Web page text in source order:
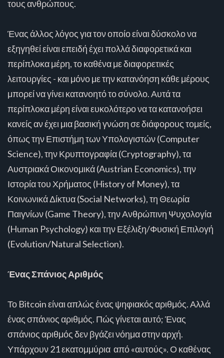
τους ανθρώπους.
Ένας άλλος λόγος για τον οποίο είναι δύσκολο να
εξηγηθεί είναι επειδή έχει πολλά διαφορετικά και
περίπλοκα μέρη, το καθένα με διαφορετικές
λειτουργίες - και μόνο με την κατανόηση κάθε μέρους
μπορεί να γίνει κατανοητό το σύνολο. Αυτά τα
περίπλοκα μέρη είναι ευκολότερο να τα κατανοήσει
κανείς αν έχει μια βασική γνώση σε διάφορους τομείς,
όπως την Επιστήμη των Υπολογιστών (Computer
Science), την Κρυπτογραφία (Cryptography), τα
Αυστριακά Οικονομικά (Austrian Economics), την
Ιστορία του Χρήματος (History of Money), τα
Κοινωνικά Δίκτυα (Social Networks), τη Θεωρία
Παιγνίων (Game Theory), την Ανθρώπινη Ψυχολογία
(Human Psychology) και την Εξέλιξη/Φυσική Επιλογή
(Evolution/Natural Selection).
Ένας Σπάνιος Αριθμός
Το Bitcoin είναι απλώς ένας ψηφιακός αριθμός. Αλλά
ένας σπάνιος αριθμός. Πώς γίνεται αυτό; Ένας
σπάνιος αριθμός δεν βγάζει νόημα στην αρχή.
Υπάρχουν 21 εκατομμύρια από «αυτούς». Ο καθένας